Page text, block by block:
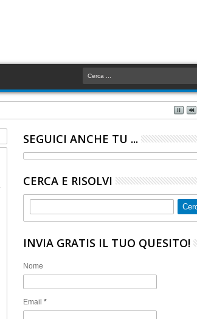
SEGUICI ANCHE TU ...
CERCA E RISOLVI
INVIA GRATIS IL TUO QUESITO!
Nome
Email *